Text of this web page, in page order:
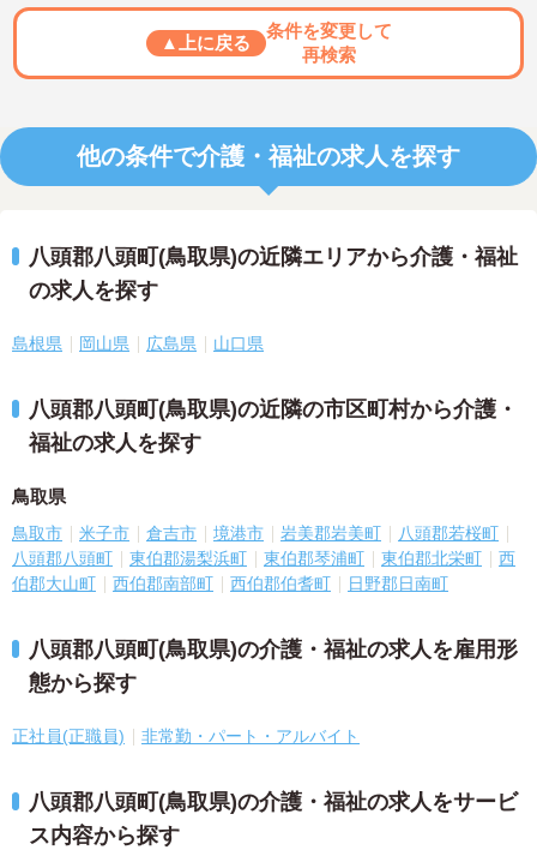
▲上に戻る
条件を変更して
再検索
他の条件で介護・福祉の求人を探す
八頭郡八頭町(鳥取県)の近隣エリアから介護・福祉
の求人を探す
島根県 岡山県 広島県 山口県
八頭郡八頭町(鳥取県)の近隣の市区町村から介護・
福祉の求人を探す
鳥取県
鳥取市 米子市 倉吉市 境港市 岩美郡岩美町
八頭郡若桜町
八頭郡八頭町
東伯郡湯梨浜町 東伯郡琴浦町 東伯郡北栄町
西
伯郡大山町
西伯郡南部町 西伯郡伯耆町 日野郡日南町
八頭郡八頭町(鳥取県)の介護・福祉の求人を雇用形
態から探す
正社員(正職員) 非常勤・パート・アルバイト
八頭郡八頭町(鳥取県)の介護・福祉の求人をサービ
ス内容から探す